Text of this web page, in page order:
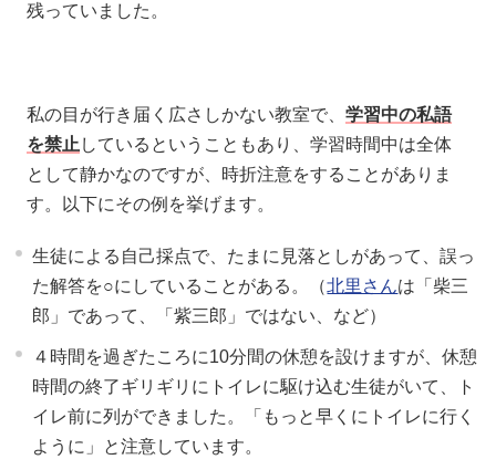
残っていました。
私の目が行き届く広さしかない教室で、学習中の私語
を禁止 しているということもあり、学習時間中は全体
として静かなのですが、時折注意をすることがありま
す。以下にその例を挙げます。
生徒による自己採点で、たまに見落としがあって、誤っ
た解答を○にしていることがある。（北里さんは「柴三
郎」であって、「紫三郎」ではない、など）
４時間を過ぎたころに10分間の休憩を設けますが、休憩
時間の終了ギリギリにトイレに駆け込む生徒がいて、ト
イレ前に列ができました。「もっと早くにトイレに行く
ように」と注意しています。